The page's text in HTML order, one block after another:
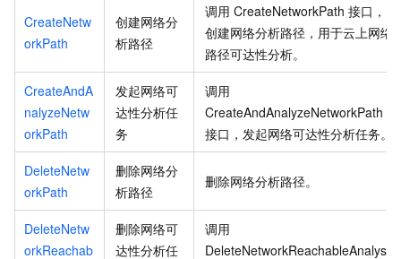
CreateNetw
orkPath
创建网络分
析路径
调用 CreateNetworkPath 接口，
创建网络分析路径，用于云上网络
路径可达性分析。
CreateAndA
nalyzeNetw
orkPath
发起网络可
达性分析任
务
调用
CreateAndAnalyzeNetworkPath
接口，发起网络可达性分析任务。
DeleteNetw
orkPath
删除网络分
析路径
删除网络分析路径。
DeleteNetw
orkReachab
删除网络可
达性分析任
调用
DeleteNetworkReachableAnalysis